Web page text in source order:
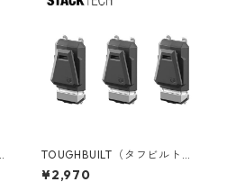
TOUGHBUILT（タフビルト）S
TACK TECH(スタックテック)
オプションClipTechハブ（3P
¥2,970